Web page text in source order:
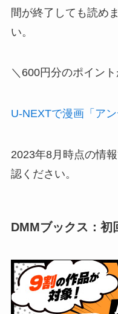
間が終了しても読め
い。
＼600円分のポイン
U-NEXTで漫画「ア
2023年8月時点の情
認ください。
DMMブックス：初